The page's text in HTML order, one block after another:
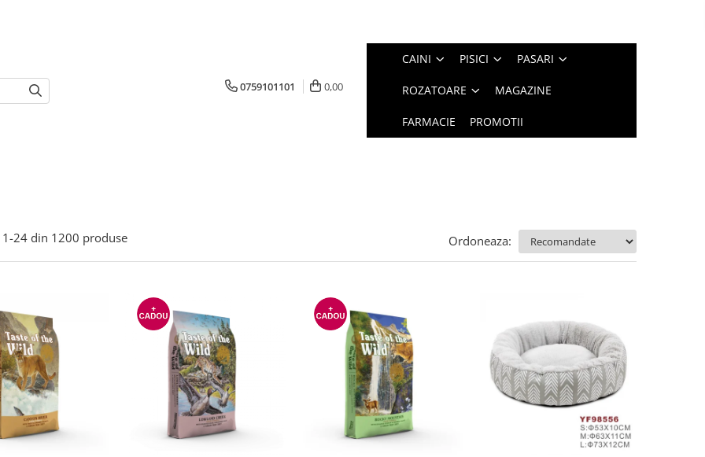
0759101101 0,00
CAINI PISICI PASARI
ROZATOARE MAGAZINE
FARMACIE PROMOTII
1-24 din 1200 produse Ordoneaza: